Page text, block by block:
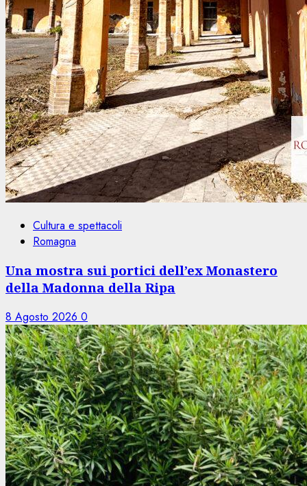
Cultura e spettacoli
Romagna
Una mostra sui portici dell’ex Monastero
della Madonna della Ripa
8 Agosto 2026 0